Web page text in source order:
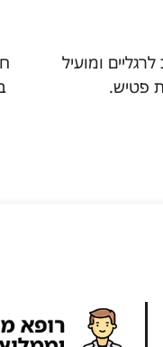
ומועיל
פטיש.